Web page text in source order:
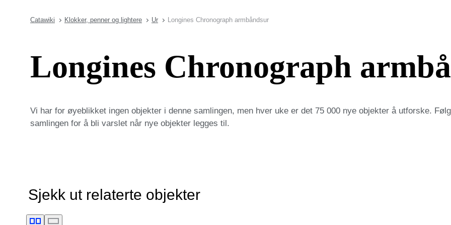
Catawiki Klokker, penner og lightere Ur Longines Chronograph armbåndsur
Longines Chronograph
Vi har for øyeblikket ingen objekter i denne samlingen, men hver uke er det 75 000 nye objekter å utforske.
samlingen for å bli varslet når nye objekter legges til.
Sjekk ut relaterte objekter